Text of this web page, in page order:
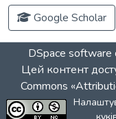
Google Scholar
DSpace software
Цей контент
Commons